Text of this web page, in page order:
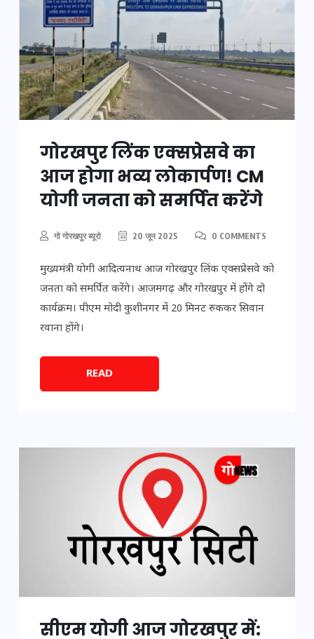
गोरखपुर लिंक एक्सप्रेसवे का
आज होगा भव्य लोकार्पण! CM
योगी जनता को समर्पित करेंगे
गो गोरखपुर ब्यूरो 20 जून 2025 0 COMMENTS
मुख्यमंत्री योगी आदित्यनाथ आज गोरखपुर लिंक एक्सप्रेसवे को
जनता को समर्पित करेंगे। आजमगढ़ और गोरखपुर में होंगे दो
कार्यक्रम। पीएम मोदी कुशीनगर में 20 मिनट रुककर सिवान
रवाना होंगे।
READ
सीएम योगी आज गोरखपुर में: